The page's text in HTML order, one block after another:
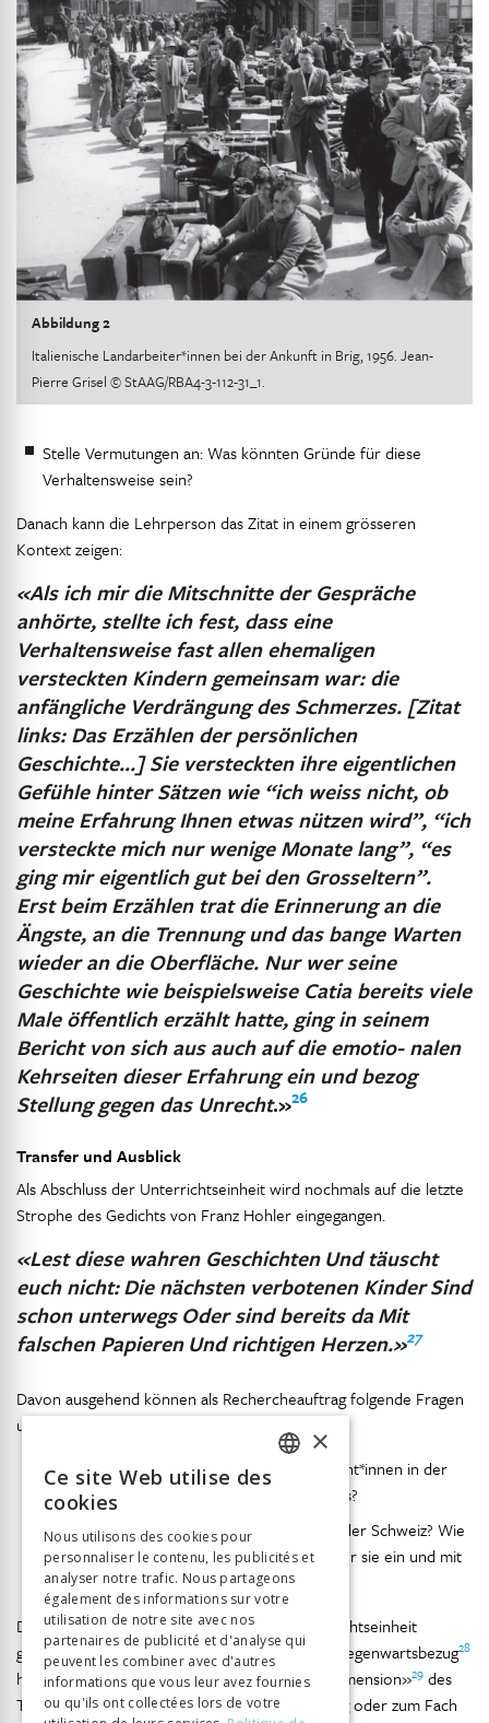
Abbildung 2
Italienische Landarbeiter*innen bei der Ankunft in Brig, 1956. Jean-
Pierre Grisel © StAAG/RBA4-3-112-31_1.
Stelle Vermutungen an: Was könnten Gründe für diese
Verhaltensweise sein?
Danach kann die Lehrperson das Zitat in einem grösseren
Kontext zeigen:
«Als ich mir die Mitschnitte der Gespräche
anhörte, stellte ich fest, dass eine
Verhaltensweise fast allen ehemaligen
versteckten Kindern gemeinsam war: die
anfängliche Verdrängung des Schmerzes. [Zitat
links: Das Erzählen der persönlichen
Geschichte…] Sie versteckten ihre eigentlichen
Gefühle hinter Sätzen wie “ich weiss nicht, ob
meine Erfahrung Ihnen etwas nützen wird”, “ich
versteckte mich nur wenige Monate lang”, “es
ging mir eigentlich gut bei den Grosseltern”.
Erst beim Erzählen trat die Erinnerung an die
Ängste, an die Trennung und das bange Warten
wieder an die Oberfläche. Nur wer seine
Geschichte wie beispielsweise Catia bereits viele
Male öffentlich erzählt hatte, ging in seinem
Bericht von sich aus auch auf die emotio- nalen
Kehrseiten dieser Erfahrung ein und bezog
Stellung gegen das Unrecht.»26
Transfer und Ausblick
Als Abschluss der Unterrichtseinheit wird nochmals auf die letzte
Strophe des Gedichts von Franz Hohler eingegangen.
«Lest diese wahren Geschichten Und täuscht
euch nicht:Die nächsten verbotenen KinderSind
schon unterwegs Oder sind bereits daMit
falschen Papieren Und richtigen Herzen.»27
Davon ausgehend können als Rechercheauftrag folgende Fragen
untersucht und diskutiert werden:
Wie sieht die Situation für italienische Migrant*innen in der
Schweiz heute aus? Gibt es noch Saisonniers?
Gibt es heute noch «verbotene Kinder» in der Schweiz? Wie
sind ihre Lebensumstände? Wer setzt sich für sie ein und mit
welchen Massnahmen?
Damit wird der Bogen zum Beginn der Unter-richtseinheit
gespannt. Über das Thema Migration wird ein Gegenwartsbezug28
hergestellt und durch die «ethisch-politische Dimension»29 des
Themas können Brücken zur Politischen Bildung oder zum Fach
ITALIAN
×
Ce site Web utilise des
cookies
Nous utilisons des cookies pour
personnaliser le contenu, les publicités et
analyser notre trafic. Nous partageons
également des informations sur votre
utilisation de notre site avec nos
partenaires de publicité et d'analyse qui
peuvent les combiner avec d'autres
informations que vous leur avez fournies
ou qu'ils ont collectées lors de votre